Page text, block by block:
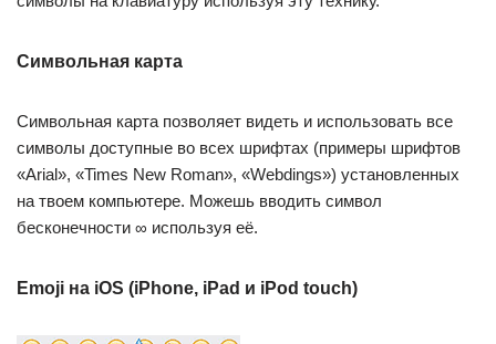
Символьная карта
Символьная карта позволяет видеть и использовать все
символы доступные во всех шрифтах (примеры шрифтов
«Arial», «Times New Roman», «Webdings») установленных
на твоем компьютере. Можешь вводить символ
бесконечности ∞ используя её.
Emoji на iOS (iPhone, iPad и iPod touch)